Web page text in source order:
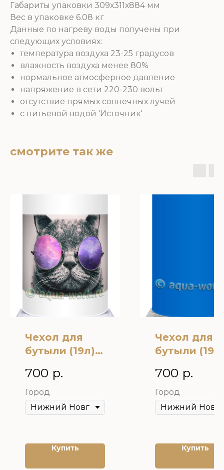
Габариты упаковки 309х311х884 мм
Вес в упаковке 6.08 кг
Данные по нагреву воды получены при
следующих условиях:
температура воздуха 23-25 градусов
влажность воздуха менее 80%
нормальное атмосферное давление
напряжение в сети 220-230 вольт
отсутствие прямых солнечных лучей
с питьевой водой 'Источник'
смотрите так же
Чехол для
бутыли (19л)
очках
700 р.
Город
Купить
Чехол для
бутыли
на выбор
700 р.
Город
Купить